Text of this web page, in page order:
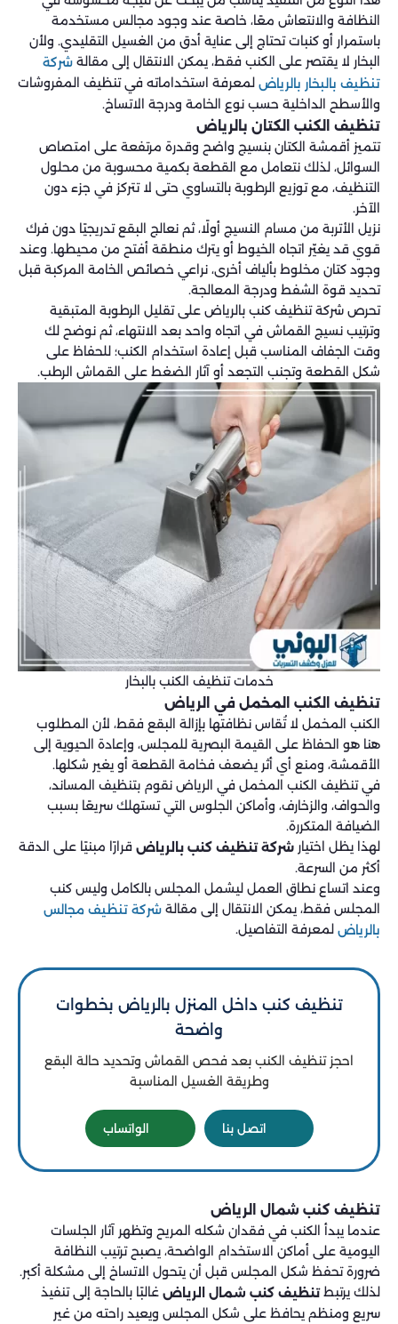
النظافة والانتعاش معًا، خاصة عند وجود مجالس مستخدمة
باستمرار أو كنبات تحتاج إلى عناية أدق من الغسيل التقليدي. ولأن
البخار لا يقتصر على الكنب فقط، يمكن الانتقال إلى مقالة شركة
تنظيف بالبخار بالرياض لمعرفة استخداماته في تنظيف المفروشات
والأسطح الداخلية حسب نوع الخامة ودرجة الاتساخ.
تنظيف الكنب الكتان بالرياض
تتميز أقمشة الكتان بنسيج واضح وقدرة مرتفعة على امتصاص
السوائل، لذلك نتعامل مع القطعة بكمية محسوبة من محلول
التنظيف، مع توزيع الرطوبة بالتساوي حتى لا تتركز في جزء دون
الآخر.
نزيل الأتربة من مسام النسيج أولًا، ثم نعالج البقع تدريجيًا دون فرك
قوي قد يغيّر اتجاه الخيوط أو يترك منطقة أفتح من محيطها. وعند
وجود كتان مخلوط بألياف أخرى، نراعي خصائص الخامة المركبة قبل
تحديد قوة الشفط ودرجة المعالجة.
تحرص شركة تنظيف كنب بالرياض على تقليل الرطوبة المتبقية
وترتيب نسيج القماش في اتجاه واحد بعد الانتهاء، ثم نوضح لك
وقت الجفاف المناسب قبل إعادة استخدام الكنب؛ للحفاظ على
شكل القطعة وتجنب التجعد أو آثار الضغط على القماش الرطب.
خدمات تنظيف الكنب بالبخار
تنظيف الكنب المخمل في الرياض
الكنب المخمل لا تُقاس نظافتها بإزالة البقع فقط، لأن المطلوب
هنا هو الحفاظ على القيمة البصرية للمجلس، وإعادة الحيوية إلى
الأقمشة، ومنع أي أثر يضعف فخامة القطعة أو يغير شكلها.
في تنظيف الكنب المخمل في الرياض نقوم بتنظيف المساند،
والحواف، والزخارف، وأماكن الجلوس التي تستهلك سريعًا بسبب
الضيافة المتكررة.
لهذا يظل اختيار شركة تنظيف كنب بالرياض قرارًا مبنيًا على الدقة
أكثر من السرعة.
وعند اتساع نطاق العمل ليشمل المجلس بالكامل وليس كنب
المجلس فقط، يمكن الانتقال إلى مقالة شركة تنظيف مجالس
بالرياض لمعرفة التفاصيل.
تنظيف كنب داخل المنزل بالرياض بخطوات
واضحة
احجز تنظيف الكنب بعد فحص القماش وتحديد حالة البقع
وطريقة الغسيل المناسبة
اتصل بنا الواتساب
تنظيف كنب شمال الرياض
عندما يبدأ الكنب في فقدان شكله المريح وتظهر آثار الجلسات
اليومية على أماكن الاستخدام الواضحة، يصبح ترتيب النظافة
ضرورة تحفظ شكل المجلس قبل أن يتحول الاتساخ إلى مشكلة أكبر.
لذلك يرتبطتنظيف كنب شمال الرياض غالبًا بالحاجة إلى تنفيذ
سريع ومنظم يحافظ على شكل المجلس ويعيد راحته من غير